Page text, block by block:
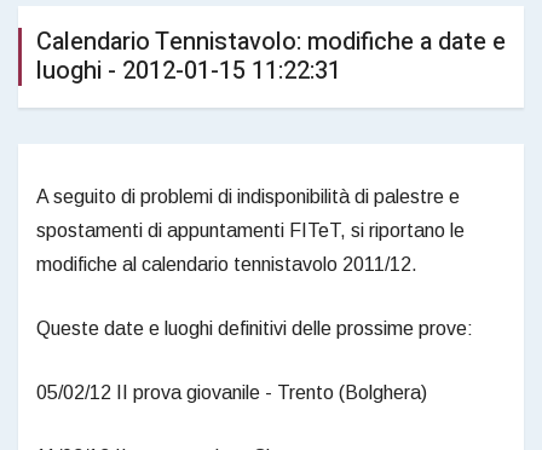
Calendario Tennistavolo: modifiche a date e
luoghi - 2012-01-15 11:22:31
A seguito di problemi di indisponibilità di palestre e
spostamenti di appuntamenti FITeT, si riportano le
modifiche al calendario tennistavolo 2011/12.
Queste date e luoghi definitivi delle prossime prove:
05/02/12 II prova giovanile - Trento (Bolghera)